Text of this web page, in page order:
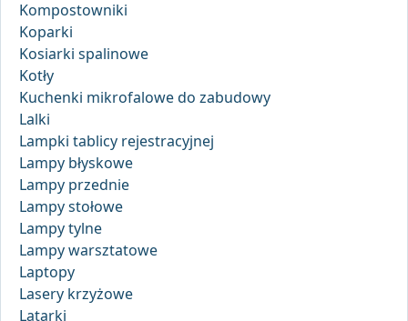
Kompostowniki
Koparki
Kosiarki spalinowe
Kotły
Kuchenki mikrofalowe do zabudowy
Lalki
Lampki tablicy rejestracyjnej
Lampy błyskowe
Lampy przednie
Lampy stołowe
Lampy tylne
Lampy warsztatowe
Laptopy
Lasery krzyżowe
Latarki